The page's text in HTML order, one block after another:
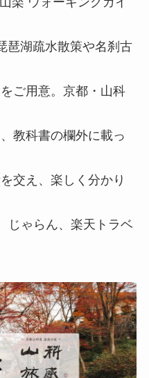
琶湖疏水散策や名刹古
ご用意。京都・山科
教科書の欄外に載っ
交え、楽しく分かり
じゃらん、楽天トラベ